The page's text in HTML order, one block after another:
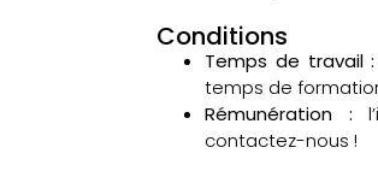
Conditions
Temps de travail :
temps de
Rémunération :
contactez-nous !